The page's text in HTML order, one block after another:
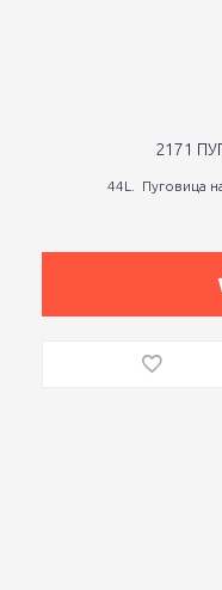
2171
44L. Пуговица